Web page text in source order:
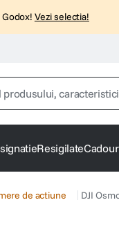
Vezi selectia!
caracteristici...
Resigilate
de actiune DJI